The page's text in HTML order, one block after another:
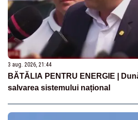
3 aug. 2026, 21:44
BĂTĂLIA PENTRU ENERGIE |
salvarea sistemului național